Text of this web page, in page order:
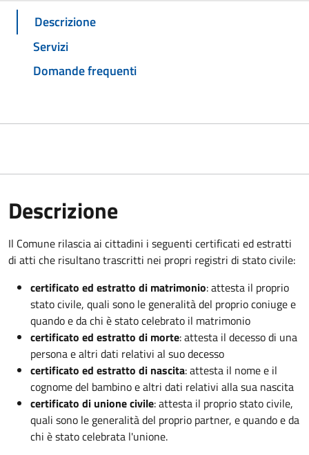
Descrizione
Servizi
Domande frequenti
Descrizione
Il Comune rilascia ai cittadini i seguenti certificati ed estratti
di atti che risultano trascritti nei propri registri di stato civile:
certificato ed estratto di matrimonio: attesta il proprio
stato civile, quali sono le generalità del proprio coniuge e
quando e da chi è stato celebrato il matrimonio
certificato ed estratto di morte: attesta il decesso di una
persona e altri dati relativi al suo decesso
certificato ed estratto di nascita: attesta il nome e il
cognome del bambino e altri dati relativi alla sua nascita
certificato di unione civile: attesta il proprio stato civile,
quali sono le generalità del proprio partner, e quando e da
chi è stato celebrata l'unione.